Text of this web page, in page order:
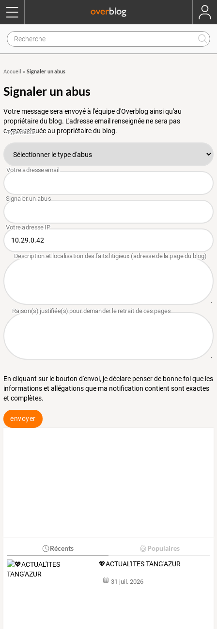
Accueil » Signaler un abus
Signaler un abus
Votre message sera envoyé à l'équipe d'Overblog ainsi qu'au
propriétaire du blog. L'adresse email renseignée ne sera pas
communiquée au propriétaire du blog.
En cliquant sur le bouton d'envoi, je déclare penser de bonne foi que les
informations et allégations que ma notification contient sont exactes
et complètes.
envoyer
Récents Populaires
💖ACTUAL'ITES TANG'AZUR
31 juil. 2026